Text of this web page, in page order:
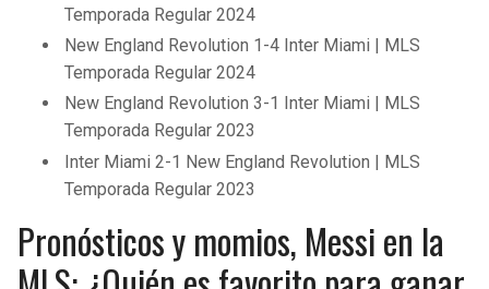
Temporada Regular 2024
New England Revolution 1-4 Inter Miami | MLS
Temporada Regular 2024
New England Revolution 3-1 Inter Miami | MLS
Temporada Regular 2023
Inter Miami 2-1 New England Revolution | MLS
Temporada Regular 2023
Pronósticos y momios, Messi en la